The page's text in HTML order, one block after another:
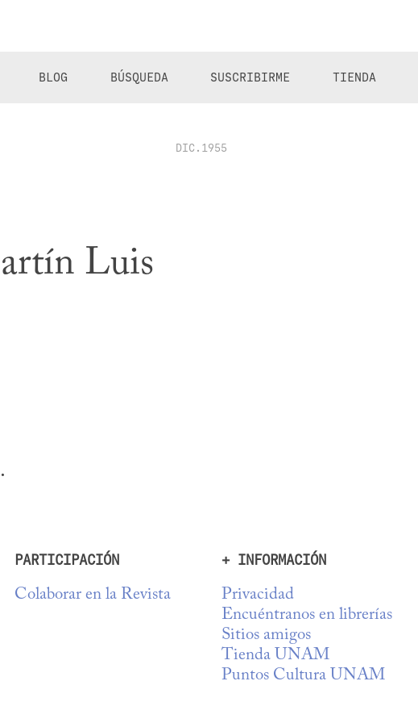
BLOG BÚSQUEDA SUSCRIBIRME TIENDA
DIC.1955
Luis
PARTICIPACIÓN
Colaborar en la Revista
+ INFORMACIÓN
Privacidad
Encuéntranos en librerías
Sitios amigos
Tienda UNAM
Puntos Cultura UNAM